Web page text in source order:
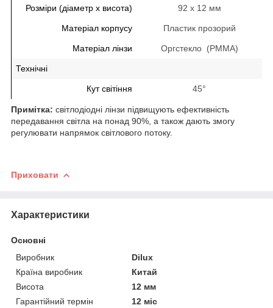
Розміри (діаметр х висота) 92 х 12 мм
Матеріал корпусу Пластик прозорий
Матеріал лінзи Оргстекло (PMMA)
Технічні
Кут світіння 45°
Примітка: світлодіодні лінзи підвищують ефективність
передавання світла на понад 90%, а також дають змогу
регулювати напрямок світлового потоку.
Приховати
Характеристики
Основні
Виробник
Dilux
Країна виробник
Китай
Висота
12 мм
Гарантійний термін
12 міс